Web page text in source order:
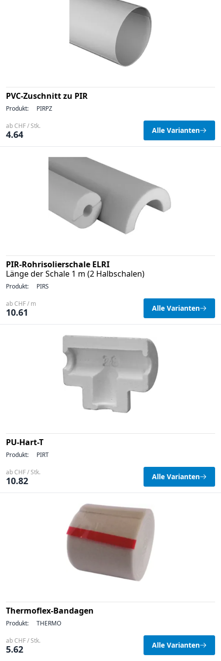
PVC-Zuschnitt zu PIR
Produkt: PIRPZ
ab CHF / Stk.
4.64 Alle Varianten
PIR-Rohrisolierschale ELRI
Länge der Schale 1 m (2 Halbschalen)
Produkt: PIRS
ab CHF / m
10.61 Alle Varianten
PU-Hart-T
Produkt: PIRT
ab CHF / Stk.
10.82 Alle Varianten
Thermoflex-Bandagen
Produkt: THERMO
ab CHF / Stk.
5.62 Alle Varianten